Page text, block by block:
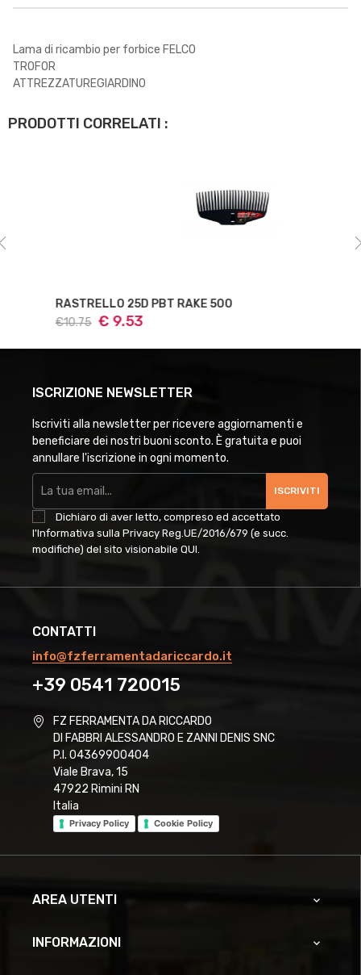
Lama di ricambio per forbice FELCO
TROFOR
ATTREZZATUREGIARDINO
PRODOTTI CORRELATI :
RASTRELLO 25D PBT RAKE 500
€ 9.53
ISCRIZIONE NEWSLETTER
Iscriviti alla newsletter per ricevere aggiornamenti e
beneficiare dei nostri buoni sconto. È gratuita e puoi
annullare l'iscrizione in ogni momento.
ISCRIVITI
Dichiaro di aver letto, compreso ed accettato
l'Informativa sulla Privacy Reg.UE/2016/679 (e succ.
modifiche) del sito visionabile QUI
CONTATTI
info@fzferramentadariccardo.it
+39 0541 720015
FZ FERRAMENTA DA RICCARDO
DI FABBRI ALESSANDRO E ZANNI DENIS SNC
P.I. 04369900404
Viale Brava, 15
47922 Rimini RN
Italia
Privacy Policy Cookie Policy
AREA UTENTI 
INFORMAZIONI 